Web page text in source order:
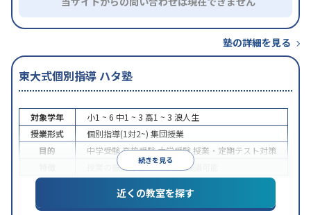
塾の詳細を見る
東大式個別指導 ハタ塾
続きを見る
対象学年 小1 ~ 6 中1 ~ 3 高1 ~ 3 浪人生
授業形式
個別指導(1対2~) 集団授業
目的
中学受験高校受験大学受験 授業・定期テスト対策
授業の振替可能1科目から受講可能
近くの教室を探す